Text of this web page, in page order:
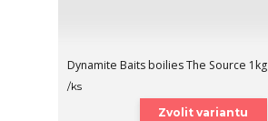
Dynamite Baits boilies The Source 1kg
/ks
Zvolit variantu